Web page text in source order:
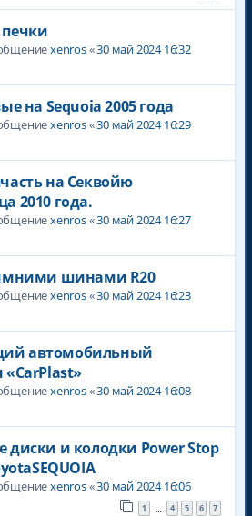
xenros«30 май 2024 16:32
на Sequoia 2005 года
xenros«30 май 2024 16:29
на Секвойю
2010 года.
xenros«30 май 2024 16:27
шинами R20
xenros«30 май 2024 16:23
автомобильный
xenros«30 май 2024 16:08
диски и колодки Power Stop
xenros«30 май 2024 16:06
1 … 4 5 6 7